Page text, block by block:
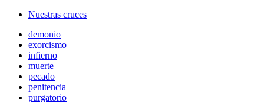
Nuestras cruces
demonio
exorcismo
infierno
muerte
pecado
penitencia
purgatorio